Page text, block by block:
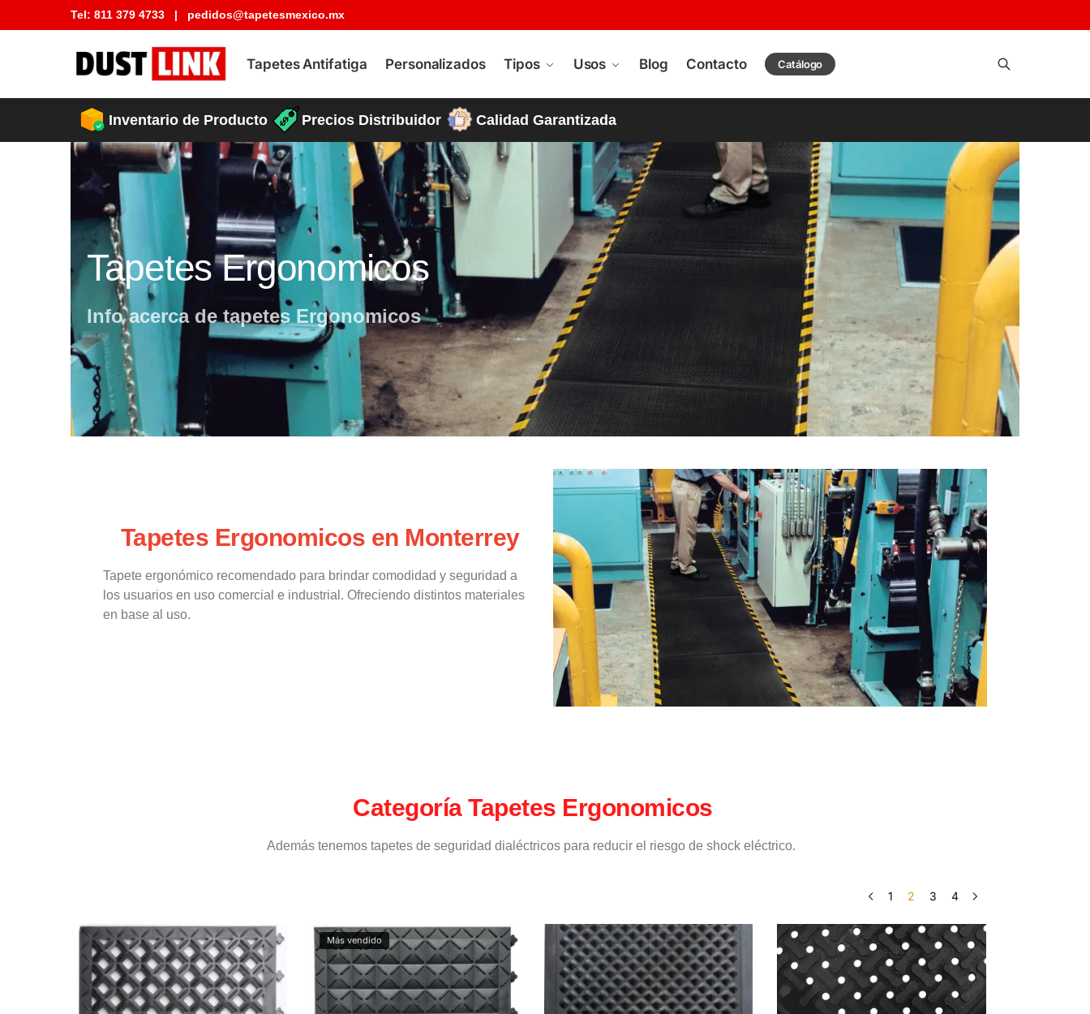
Tel: 811 379 4733 | pedidos@tapetesmexico.mx
Tapetes Antifatiga Personalizados Tipos Usos Blog Contacto Catálogo
Buscar tapete
Inventario de Producto Precios Distribuidor Calidad Garantizada
Tapetes Ergonomicos
Info acerca de tapetes Ergonomicos
Tapetes Ergonomicos en Monterrey
Tapete ergonómico recomendado para brindar comodidad y seguridad a
los usuarios en uso comercial e industrial. Ofreciendo distintos materiales
en base al uso.
Categoría Tapetes Ergonomicos
Además tenemos tapetes de seguridad dialéctricos para reducir el riesgo de shock eléctrico.
1 2 3 4
Más vendido